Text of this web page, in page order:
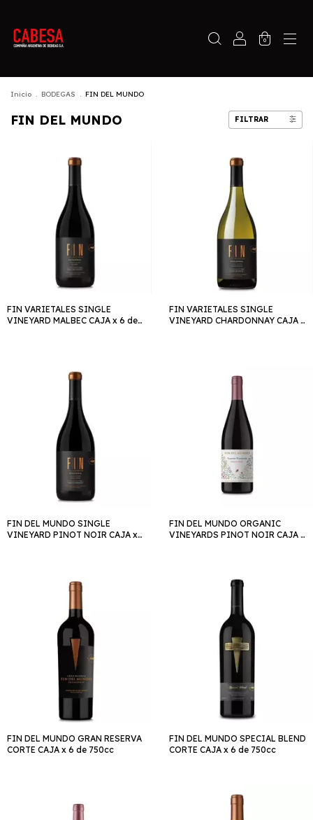
0
Inicio . BODEGAS . FIN DEL MUNDO
FIN DEL MUNDO FILTRAR
FIN VARIETALES SINGLE
VINEYARD MALBEC CAJA x 6 de
FIN VARIETALES SINGLE
VINEYARD CHARDONNAY CAJA x
FIN DEL MUNDO SINGLE
VINEYARD PINOT NOIR CAJA x
FIN DEL MUNDO ORGANIC
VINEYARDS PINOT NOIR CAJA x
FIN DEL MUNDO GRAN RESERVA
CORTE CAJA x 6 de 750cc
FIN DEL MUNDO SPECIAL BLEND
CORTE CAJA x 6 de 750cc